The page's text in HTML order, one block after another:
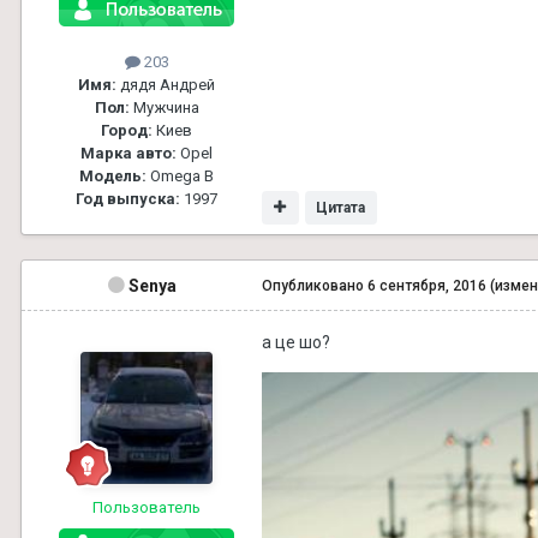
203
Имя: дядя Андрей
Пол: Мужчина
Город: Киев
Марка авто: Opel
Модель: Omega B
Год выпуска: 1997
Цитата
Senya
Пользователь
Опубликовано 6 сентября, 2016
а це шо?